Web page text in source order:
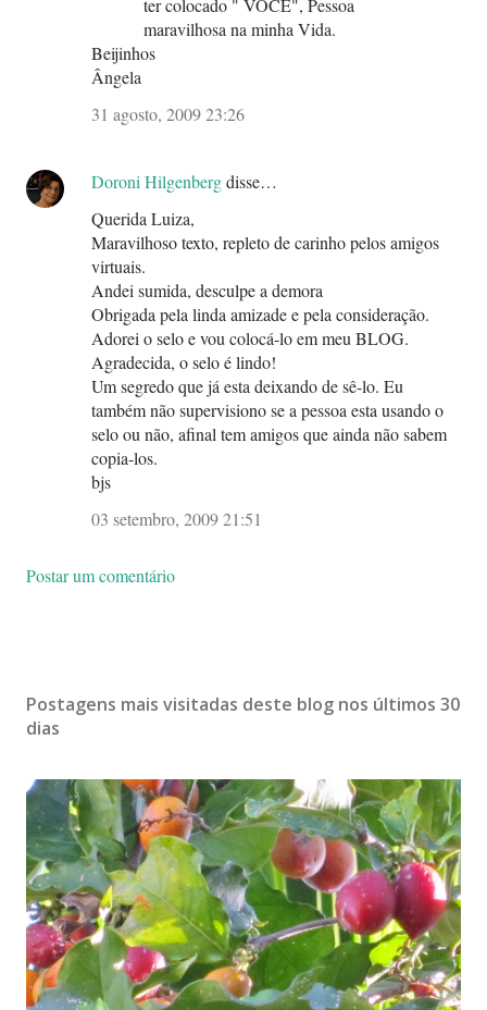
ter colocado " VOCÊ", Pessoa
maravilhosa na minha Vida.
Beijinhos
Ângela
31 agosto, 2009 23:26
Doroni Hilgenbergdisse…
Querida Luiza,
Maravilhoso texto, repleto de carinho pelos amigos
virtuais.
Andei sumida, desculpe a demora
Obrigada pela linda amizade e pela consideração.
Adorei o selo e vou colocá-lo em meu BLOG.
Agradecida, o selo é lindo!
Um segredo que já esta deixando de sê-lo. Eu
também não supervisiono se a pessoa esta usando o
selo ou não, afinal tem amigos que ainda não sabem
copia-los.
bjs
03 setembro, 2009 21:51
Postar um comentário
Postagens mais visitadas deste blog nos últimos 30
dias